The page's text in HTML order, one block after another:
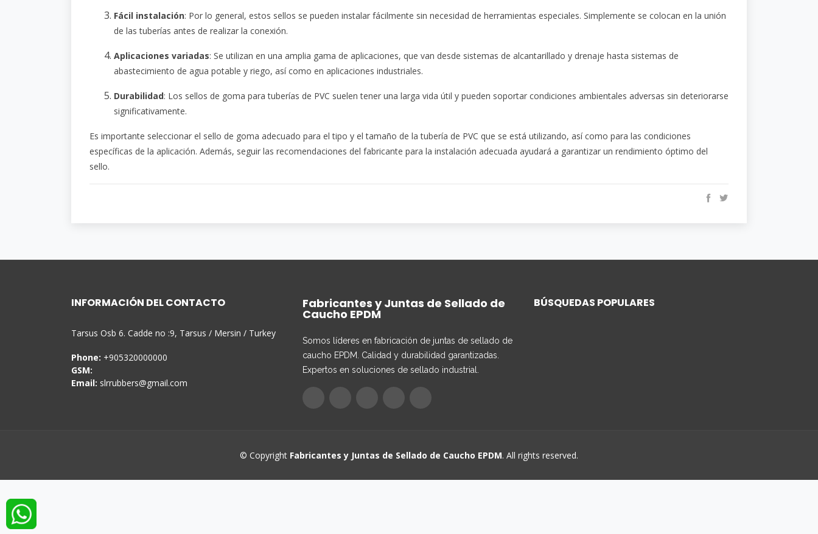
Fácil instalación: Por lo general, estos sellos se pueden instalar fácilmente sin necesidad de herramientas especiales. Simplemente se colocan en la unión
de las tuberías antes de realizar la conexión.
Aplicaciones variadas: Se utilizan en una amplia gama de aplicaciones, que van desde sistemas de alcantarillado y drenaje hasta sistemas de
abastecimiento de agua potable y riego, así como en aplicaciones industriales.
Durabilidad: Los sellos de goma para tuberías de PVC suelen tener una larga vida útil y pueden soportar condiciones ambientales adversas sin deteriorarse
significativamente.
Es importante seleccionar el sello de goma adecuado para el tipo y el tamaño de la tubería de PVC que se está utilizando, así como para las condiciones
específicas de la aplicación. Además, seguir las recomendaciones del fabricante para la instalación adecuada ayudará a garantizar un rendimiento óptimo del
sello.
INFORMACIÓN DEL CONTACTO
Tarsus Osb 6. Cadde no :9, Tarsus / Mersin / Turkey
Phone: +905320000000
GSM:
Email: slrrubbers@gmail.com
Fabricantes y Juntas de Sellado de
Caucho EPDM
Somos líderes en fabricación de juntas de sellado de
caucho EPDM. Calidad y durabilidad garantizadas.
Expertos en soluciones de sellado industrial.
BÚSQUEDAS POPULARES
© Copyright Fabricantes y Juntas de Sellado de Caucho EPDM. All rights reserved.